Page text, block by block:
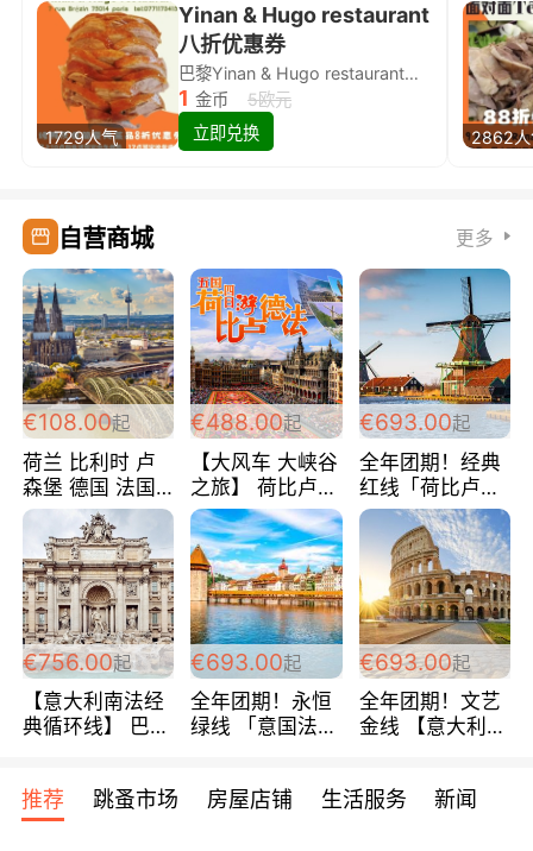
1729人气
Yinan & Hugo restaurant
八折优惠券
巴黎Yinan & Hugo restaurant除简餐类全场8折
1 金币
5欧元
立即兑换
2862
自营商城 更多
€108.00起
荷兰 比利时 卢
森堡 德国 法国
超爽玩遍西欧 循
环线 全程四星宾
馆 108欧/人/天
€488.00起
【大风车 大峡谷
之旅】 荷比卢德
法 巴黎上下 经
典五国四日游
488欧/人
€693.00起
全年团期！经典
红线「荷比卢德
法」七天循环 五
国 仅售99欧/人/
天！巴黎上下！
包拼房~
€756.00起
【意大利南法经
典循环线】 巴黎
宾馆 108欧/天起
全程756欧/位
€693.00起
全年团期！永恒
绿线 「意国法
欧/天起 ~包拼房
€693.00起
全年团期！文艺
金线 【意大利一
每周铁发！
推荐 跳蚤市场 房屋店铺 生活服务 新闻